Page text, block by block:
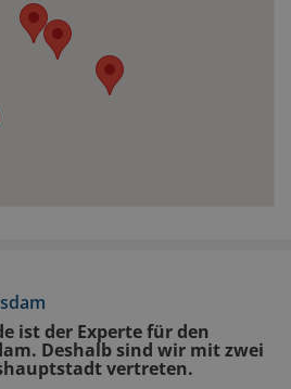
ist der Experte für den
Deshalb sind wir mit zwei
vertreten.